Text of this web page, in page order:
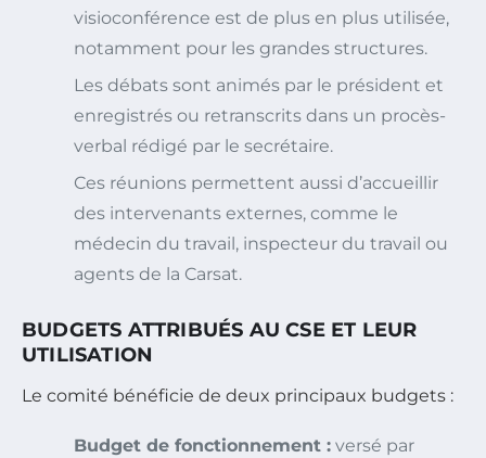
visioconférence est de plus en plus utilisée,
notamment pour les grandes structures.
Les débats sont animés par le président et
enregistrés ou retranscrits dans un procès-
verbal rédigé par le secrétaire.
Ces réunions permettent aussi d’accueillir
des intervenants externes, comme le
médecin du travail, inspecteur du travail ou
agents de la Carsat.
BUDGETS ATTRIBUÉS AU CSE ET LEUR
UTILISATION
Le comité bénéficie de deux principaux budgets :
Budget de fonctionnement : versé par